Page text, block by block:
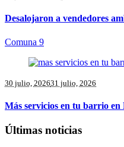
Desalojaron a vendedores
Comuna 9
30 julio, 202631 julio, 2026
Más servicios en tu barrio
Últimas noticias